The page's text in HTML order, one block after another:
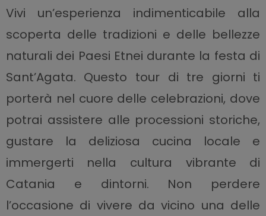
Vivi un’esperienza indimenticabile alla
scoperta delle tradizioni e delle bellezze
naturali dei Paesi Etnei durante la festa di
Sant’Agata. Questo tour di tre giorni ti
porterà nel cuore delle celebrazioni, dove
potrai assistere alle processioni storiche,
gustare la deliziosa cucina locale e
immergerti nella cultura vibrante di
Catania e dintorni. Non perdere
l’occasione di vivere da vicino una delle